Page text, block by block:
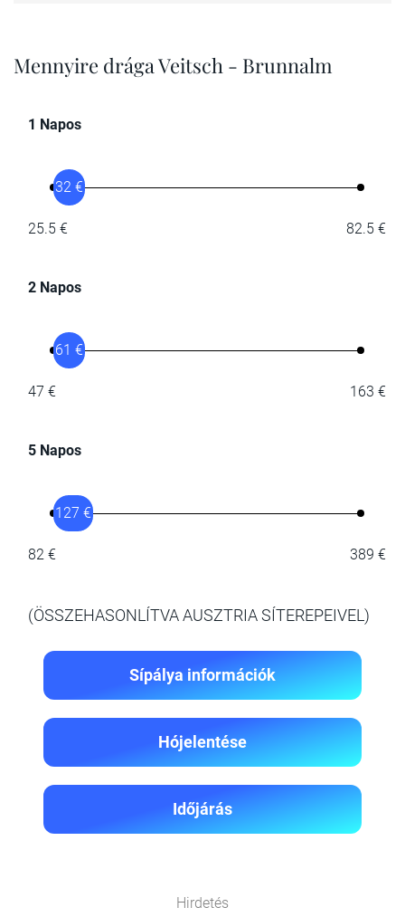
Mennyire drága Veitsch - Brunnalm
1 Napos
25.5 €
32 €
82.5 €
2 Napos
47 €
61 €
163 €
5 Napos
82 €
127 €
389 €
(ÖSSZEHASONLÍTVA AUSZTRIA SÍTEREPEIVEL)
Sípálya információk
Hójelentése
Időjárás
Hirdetés